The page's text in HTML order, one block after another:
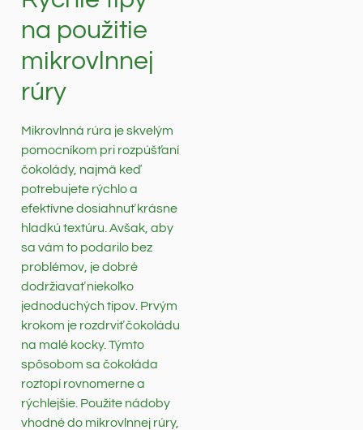
na použitie
mikrovlnnej
rúry
Mikrovlnná rúra je skvelým
pomocníkom pri rozpúšťaní
čokolády, najmä keď
potrebujete rýchlo a
efektívne dosiahnuť krásne
hladkú textúru. Avšak, aby
sa vám to podarilo bez
problémov, je dobré
dodržiavať niekoľko
jednoduchých tipov. Prvým
krokom je rozdrviť čokoládu
na malé kocky. Týmto
spôsobom sa čokoláda
roztopí rovnomerne a
rýchlejšie. Použite nádoby
vhodné do mikrovlnnej rúry,